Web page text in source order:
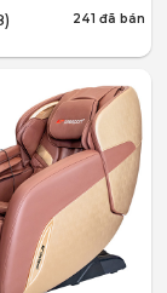
241 đã bán